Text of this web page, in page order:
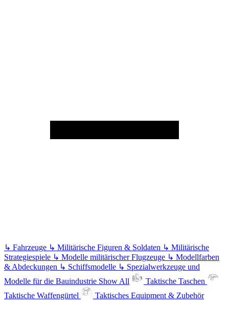
↳ Fahrzeuge ↳ Militärische Figuren & Soldaten ↳ Militärische
Strategiespiele ↳ Modelle militärischer Flugzeuge ↳ Modellfarben
& Abdeckungen ↳ Schiffsmodelle ↳ Spezialwerkzeuge und
Modelle für die Bauindustrie Show All
Taktische Taschen
Taktische Waffengürtel
Taktisches Equipment & Zubehör